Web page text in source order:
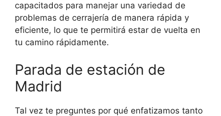
capacitados para manejar una variedad de
problemas de cerrajería de manera rápida y
eficiente, lo que te permitirá estar de vuelta en
tu camino rápidamente.
Parada de estación de
Madrid
Tal vez te preguntes por qué enfatizamos tanto